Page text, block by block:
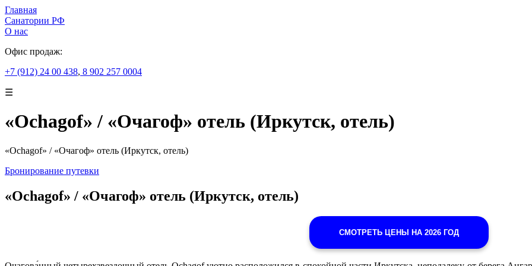
Главная
Санатории РФ
О нас
Офис продаж:
+7 (912) 24 00 438, 8 902 257 0004
☰
«Ochagof» / «Очагоф» отель (Иркутск, отель)
«Ochagof» / «Очагоф» отель (Иркутск, отель)
Бронирование путевки
«Ochagof» / «Очагоф» отель (Иркутск, отель)
СМОТРЕТЬ ЦЕНЫ НА 2026 ГОД